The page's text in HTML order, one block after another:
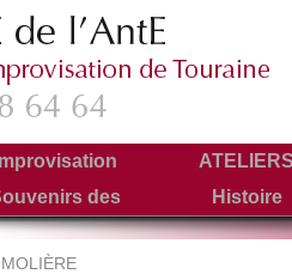
Improvisation
des
Tournées
Histoire